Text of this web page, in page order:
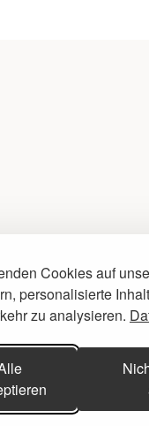
Cookies auf
personalisierte
zu analysieren.